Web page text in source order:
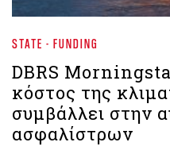
STATE - FUNDING
DBRS
κόστος της
συμβάλλει στην
ασφαλίστρων